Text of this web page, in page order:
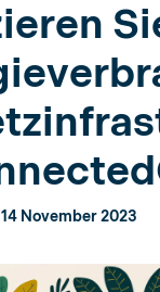
14 November 2023